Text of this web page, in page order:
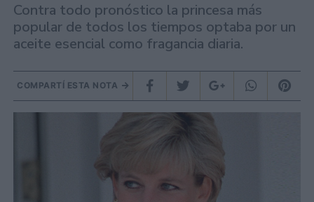
Contra todo pronóstico la princesa más
popular de todos los tiempos optaba por un
aceite esencial como fragancia diaria.
COMPARTÍ ESTA NOTA